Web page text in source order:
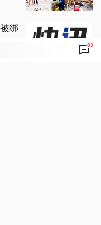
83
绑